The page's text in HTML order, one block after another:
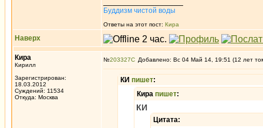
Буддизм чистой воды
Ответы на этот пост: Кира
Наверх
Кира
Кирилл
Зарегистрирован:
18.03.2012
Суждений: 11534
Откуда: Москва
№203327 Добавлено: Вс 04 Май 14, 19:51 (12 лет
КИ пишет:
Кира пишет:
КИ
Цитата: